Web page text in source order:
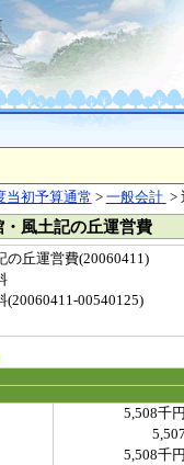
当初予算通常 > 一般会計 >
風土記の丘運営費
の丘運営費(20060411)
(20060411-00540125)
5,508千
5,508千